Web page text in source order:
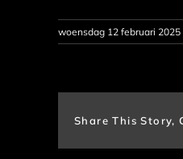
woensdag 12 februari 2025
Share This Story,